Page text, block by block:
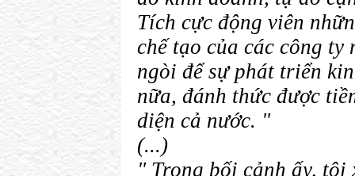
Tích cực động viên
chế tạo của các công
ngòi để sự phát triển
nữa, đánh thức được
diện cả nước. "
(...)
" Trong bối cảnh ấy,